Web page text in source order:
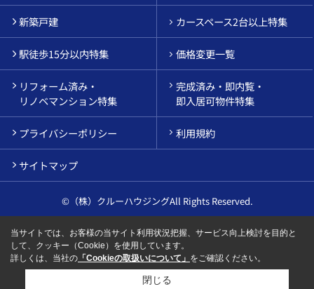
新築戸建 カースペース2台以上特集
駅徒歩15分以内特集 価格変更一覧
リフォーム済み・
リノベマンション特集
完成済み・即内覧・
即入居可物件特集
プライバシーポリシー 利用規約
サイトマップ
©（株）クルーハウジングAll Rights Reserved.
当サイトでは、お客様の当サイト利用状況把握、サービス向上検討を目的と
して、クッキー（Cookie）を使用しています。
詳しくは、当社の 「Cookieの取扱いについて」 をご確認ください。
閉じる